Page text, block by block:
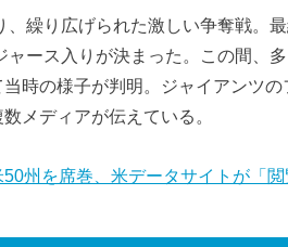
、繰り広げられた激しい争奪戦。
ャース入りが決まった。この間、
時の様子が判明。ジャイアンツ
メディアが伝えている。
州を席巻、米データサイトが「